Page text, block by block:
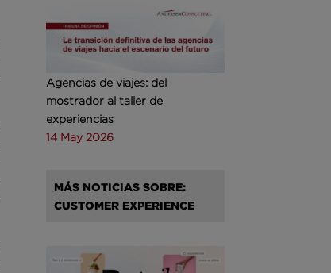
Agencias de viajes: del
mostrador al taller de
experiencias
14 May 2026
MÁS NOTICIAS SOBRE:
CUSTOMER EXPERIENCE